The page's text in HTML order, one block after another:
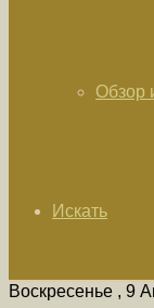
Обзор
Искать
Воскресенье , 9